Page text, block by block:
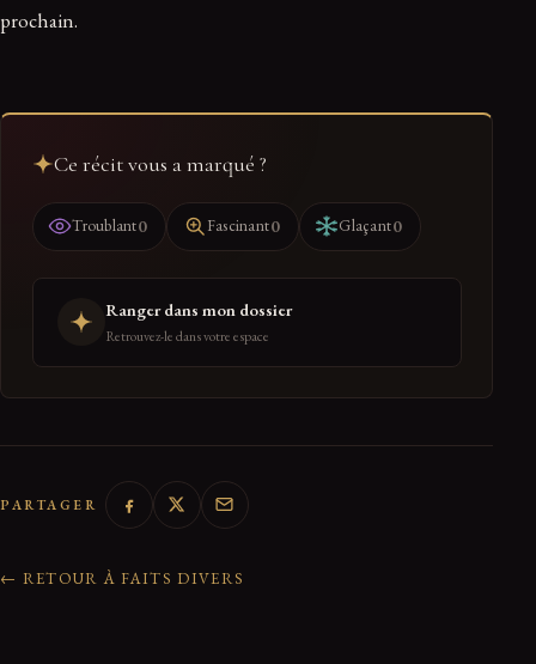
prochain.
Ce récit vous a marqué ?
Troublant0 Fascinant0 Glaçant0
Ranger dans mon dossier
Retrouvez-le dans votre espace
PARTAGER
← RETOUR À FAITS DIVERS